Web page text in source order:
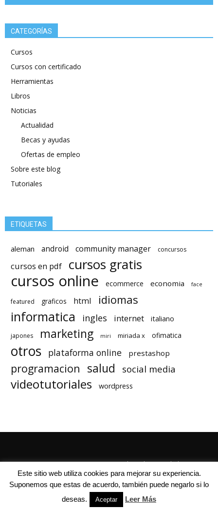
CATEGORÍAS
Cursos
Cursos con certificado
Herramientas
Libros
Noticias
Actualidad
Becas y ayudas
Ofertas de empleo
Sobre este blog
Tutoriales
ETIQUETAS
aleman android community manager concursos
cursos en pdf cursos gratis
cursos online ecommerce economia face
featured graficos html idiomas
informatica ingles internet italiano
japones marketing miri miriada x ofimatica
otros plataforma online prestashop
programacion salud social media
videotutoriales wordpress
Quienes Somos Autores Politica de Privacidad
© Mil Cursos Gratis 2018
Este sitio web utiliza cookies para mejorar su experiencia.
Suponemos que estas de acuerdo, también puede negarlo si lo
deseas.
Aceptar Leer Más